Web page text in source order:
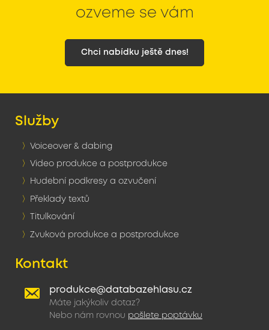
ozveme se vám
Chci nabídku ještě dnes!
Služby
Voiceover & dabing
Video produkce a postprodukce
Hudební podkresy a ozvučení
Překlady textů
Titulkování
Zvuková produkce a postprodukce
Kontakt
produkce@databazehlasu.cz
Máte jakýkoliv dotaz?
Nebo nám rovnou pošlete poptávku